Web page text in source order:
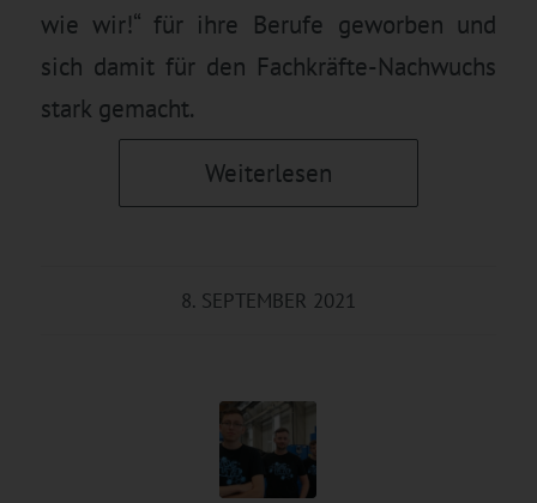
wie wir!“ für ihre Berufe geworben und
sich damit für den Fachkräfte-Nachwuchs
stark gemacht.
Weiterlesen
8. SEPTEMBER 2021